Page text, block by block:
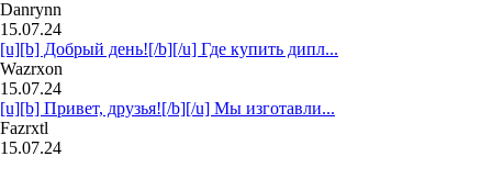
Danrynn
15.07.24
[u][b] Добрый день![/b][/u] Где купить дипл...
Wazrxon
15.07.24
[u][b] Привет, друзья![/b][/u] Мы изготавли...
Fazrxtl
15.07.24